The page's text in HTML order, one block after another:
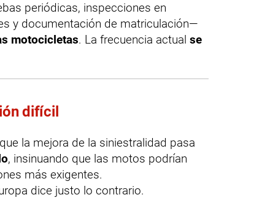
periódicas, inspecciones en
y documentación de matriculación—
motocicletas. La frecuencia actual se
difícil
la mejora de la siniestralidad pasa
, insinuando que las motos podrían
más exigentes.
dice justo lo contrario.